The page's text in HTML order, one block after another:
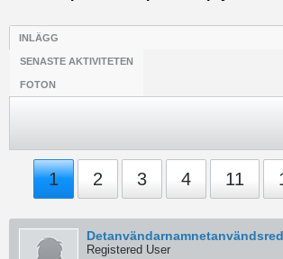
INLÄGG
SENASTE AKTIVITETEN
FOTON
1 2 3 4 11
Registered User